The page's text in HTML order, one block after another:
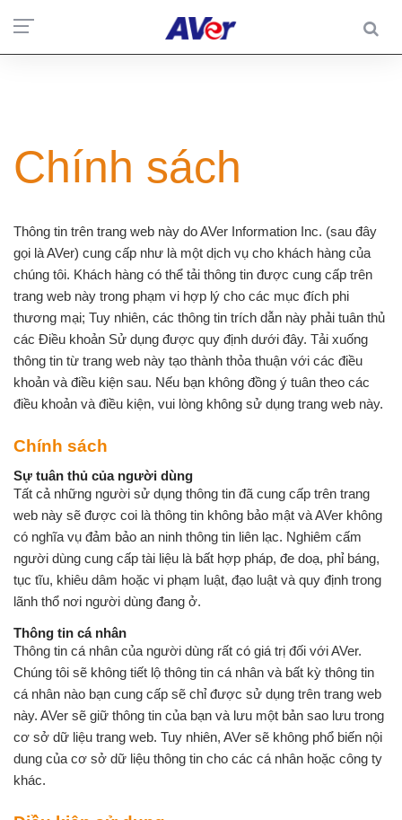
Chính sách
Thông tin trên trang web này do AVer Information Inc. (sau đây
gọi là AVer) cung cấp như là một dịch vụ cho khách hàng của
chúng tôi. Khách hàng có thể tải thông tin được cung cấp trên
trang web này trong phạm vi hợp lý cho các mục đích phi
thương mại; Tuy nhiên, các thông tin trích dẫn này phải tuân thủ
các Điều khoản Sử dụng được quy định dưới đây. Tải xuống
thông tin từ trang web này tạo thành thỏa thuận với các điều
khoản và điều kiện sau. Nếu bạn không đồng ý tuân theo các
điều khoản và điều kiện, vui lòng không sử dụng trang web này.
Chính sách
Sự tuân thủ của người dùng
Tất cả những người sử dụng thông tin đã cung cấp trên trang
web này sẽ được coi là thông tin không bảo mật và AVer không
có nghĩa vụ đảm bảo an ninh thông tin liên lạc. Nghiêm cấm
người dùng cung cấp tài liệu là bất hợp pháp, đe doạ, phỉ báng,
tục tĩu, khiêu dâm hoặc vi phạm luật, đạo luật và quy định trong
lãnh thổ nơi người dùng đang ở.
Thông tin cá nhân
Thông tin cá nhân của người dùng rất có giá trị đối với AVer.
Chúng tôi sẽ không tiết lộ thông tin cá nhân và bất kỳ thông tin
cá nhân nào bạn cung cấp sẽ chỉ được sử dụng trên trang web
này. AVer sẽ giữ thông tin của bạn và lưu một bản sao lưu trong
cơ sở dữ liệu trang web. Tuy nhiên, AVer sẽ không phổ biến nội
dung của cơ sở dữ liệu thông tin cho các cá nhân hoặc công ty
khác.